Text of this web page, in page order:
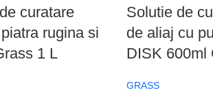
curatare
rugina si
1 L
Solutie de
de aliaj cu
DISK 600ml
GRASS